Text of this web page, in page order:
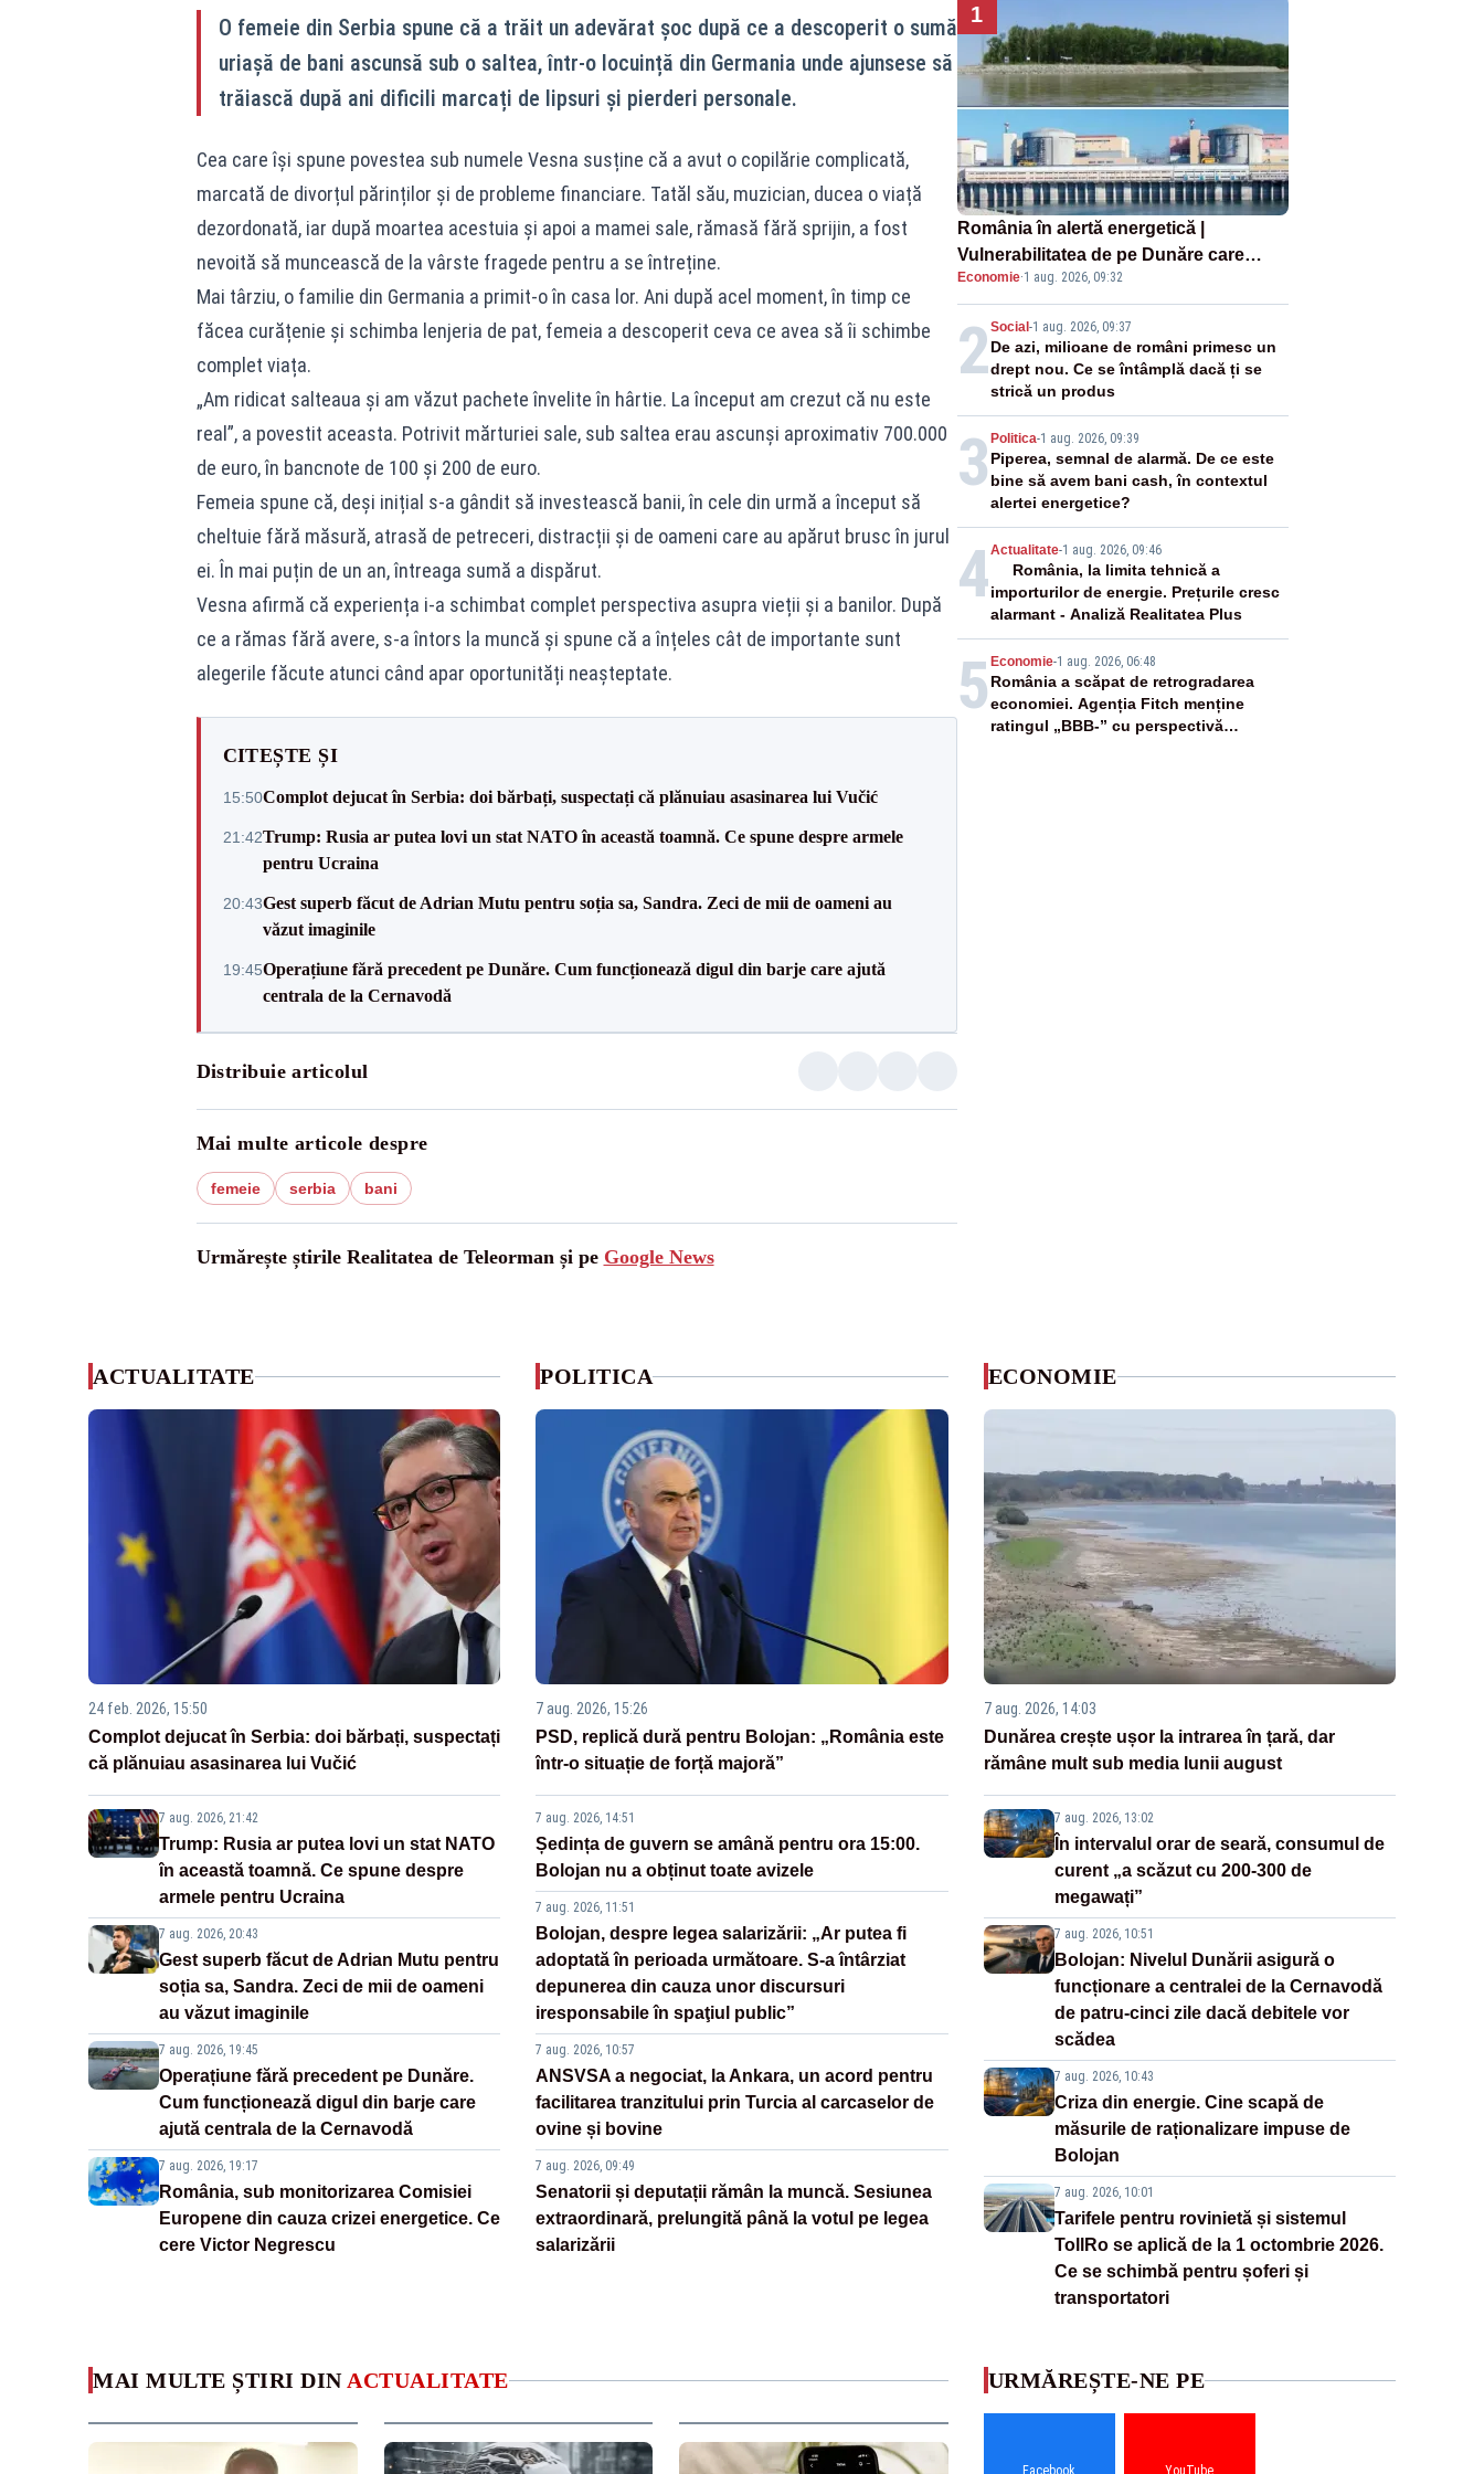
O femeie din Serbia spune că a trăit un adevărat șoc după ce a descoperit o sumă
uriașă de bani ascunsă sub o saltea, într-o locuință din Germania unde ajunsese să
trăiască după ani dificili marcați de lipsuri și pierderi personale.
Cea care își spune povestea sub numele Vesna susține că a avut o copilărie complicată,
marcată de divorțul părinților și de probleme financiare. Tatăl său, muzician, ducea o viață
dezordonată, iar după moartea acestuia și apoi a mamei sale, rămasă fără sprijin, a fost
nevoită să muncească de la vârste fragede pentru a se întreține.
Mai târziu, o familie din Germania a primit-o în casa lor. Ani după acel moment, în timp ce
făcea curățenie și schimba lenjeria de pat, femeia a descoperit ceva ce avea să îi schimbe
complet viața.
„Am ridicat salteaua și am văzut pachete învelite în hârtie. La început am crezut că nu este
real”, a povestit aceasta. Potrivit mărturiei sale, sub saltea erau ascunși aproximativ 700.000
de euro, în bancnote de 100 și 200 de euro.
Femeia spune că, deși inițial s-a gândit să investească banii, în cele din urmă a început să
cheltuie fără măsură, atrasă de petreceri, distracții și de oameni care au apărut brusc în jurul
ei. În mai puțin de un an, întreaga sumă a dispărut.
Vesna afirmă că experiența i-a schimbat complet perspectiva asupra vieții și a banilor. După
ce a rămas fără avere, s-a întors la muncă și spune că a înțeles cât de importante sunt
alegerile făcute atunci când apar oportunități neașteptate.
CITEȘTE ȘI
15:50Complot dejucat în Serbia: doi bărbați, suspectați că plănuiau asasinarea lui Vučić
21:42Trump: Rusia ar putea lovi un stat NATO în această toamnă. Ce spune despre armele
pentru Ucraina
20:43Gest superb făcut de Adrian Mutu pentru soția sa, Sandra. Zeci de mii de oameni au
văzut imaginile
19:45Operațiune fără precedent pe Dunăre. Cum funcționează digul din barje care ajută
centrala de la Cernavodă
Distribuie articolul
Mai multe articole despre
femeie serbia bani
Urmărește știrile Realitatea de Teleorman și pe Google News
1
România în alertă energetică |
Vulnerabilitatea de pe Dunăre care
pune în pericol Centrala Cernavodă era
cunoscută de pe vremea lui Ceaușescu
Economie·1 aug. 2026, 09:32
2Social -1 aug. 2026, 09:37
De azi, milioane de români primesc un
drept nou. Ce se întâmplă dacă ți se
strică un produs
3 Politica-1 aug. 2026, 09:39
Piperea, semnal de alarmă. De ce este
bine să avem bani cash, în contextul
alertei energetice?
4Actualitate-1 aug. 2026, 09:46
România, la limita tehnică a
importurilor de energie. Prețurile cresc
alarmant - Analiză Realitatea Plus
5 Economie-1 aug. 2026, 06:48
România a scăpat de retrogradarea
economiei. Agenția Fitch menține
ratingul „BBB-” cu perspectivă
ACTUALITATE
24 feb. 2026, 15:50
Complot dejucat în Serbia: doi bărbați, suspectați
că plănuiau asasinarea lui Vučić
7 aug. 2026, 21:42
Trump: Rusia ar putea lovi un stat NATO
în această toamnă. Ce spune despre
armele pentru Ucraina
7 aug. 2026, 20:43
Gest superb făcut de Adrian Mutu pentru
soția sa, Sandra. Zeci de mii de oameni
au văzut imaginile
7 aug. 2026, 19:45
Operațiune fără precedent pe Dunăre.
Cum funcționează digul din barje care
ajută centrala de la Cernavodă
7 aug. 2026, 19:17
România, sub monitorizarea Comisiei
Europene din cauza crizei energetice. Ce
cere Victor Negrescu
POLITICA
7 aug. 2026, 15:26
PSD, replică dură pentru Bolojan: „România este
într-o situație de forță majoră”
7 aug. 2026, 14:51
Ședința de guvern se amână pentru ora 15:00.
Bolojan nu a obținut toate avizele
7 aug. 2026, 11:51
Bolojan, despre legea salarizării: „Ar putea fi
adoptată în perioada următoare. S-a întârziat
depunerea din cauza unor discursuri
iresponsabile în spaţiul public”
7 aug. 2026, 10:57
ANSVSA a negociat, la Ankara, un acord pentru
facilitarea tranzitului prin Turcia al carcaselor de
ovine și bovine
7 aug. 2026, 09:49
Senatorii și deputații rămân la muncă. Sesiunea
extraordinară, prelungită până la votul pe legea
salarizării
ECONOMIE
7 aug. 2026, 14:03
Dunărea crește ușor la intrarea în țară, dar
rămâne mult sub media lunii august
7 aug. 2026, 13:02
În intervalul orar de seară, consumul de
curent „a scăzut cu 200-300 de
megawați”
7 aug. 2026, 10:51
Bolojan: Nivelul Dunării asigură o
funcționare a centralei de la Cernavodă
de patru-cinci zile dacă debitele vor
scădea
7 aug. 2026, 10:43
Criza din energie. Cine scapă de
măsurile de raționalizare impuse de
Bolojan
7 aug. 2026, 10:01
Tarifele pentru rovinietă și sistemul
TollRo se aplică de la 1 octombrie 2026.
Ce se schimbă pentru șoferi și
transportatori
MAI MULTE ȘTIRI DIN ACTUALITATE URMĂREȘTE-NE PE